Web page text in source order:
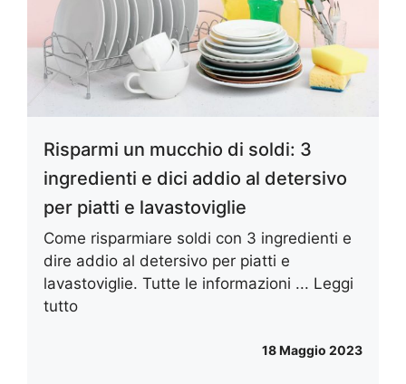
Risparmi un mucchio di soldi: 3
ingredienti e dici addio al detersivo
per piatti e lavastoviglie
Come risparmiare soldi con 3 ingredienti e
dire addio al detersivo per piatti e
lavastoviglie. Tutte le informazioni ... Leggi
tutto
18 Maggio 2023